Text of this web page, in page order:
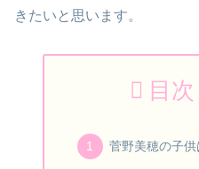
きたいと思います。
目次
菅野美穂の子